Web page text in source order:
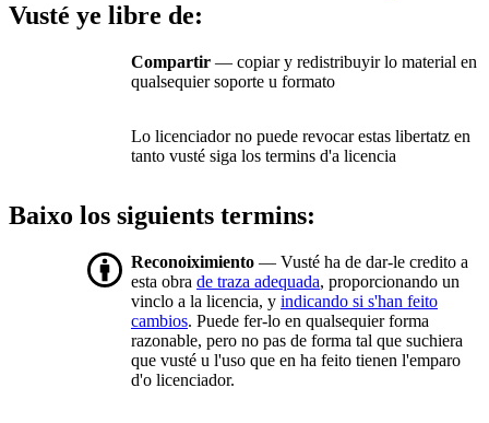
Vusté ye libre de:
Compartir — copiar y redistribuyir lo material en
qualsequier soporte u formato
Lo licenciador no puede revocar estas libertatz en
tanto vusté siga los termins d'a licencia
Baixo los siguients termins:
Reconoiximiento — Vusté ha de dar-le credito a
esta obra de traza adequada, proporcionando un
vinclo a la licencia, y indicando si s'han feito
cambios. Puede fer-lo en qualsequier forma
razonable, pero no pas de forma tal que suchiera
que vusté u l'uso que en ha feito tienen l'emparo
d'o licenciador.